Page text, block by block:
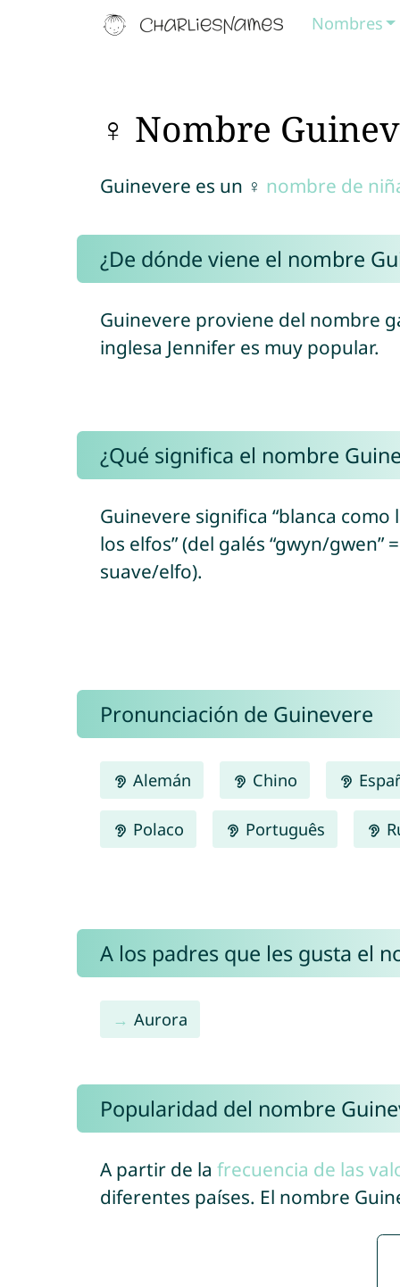
Nombres
♀ Nombre
Guinevere es un ♀ nombre de
¿De dónde viene el nombre
Guinevere proviene del nombre
inglesa Jennifer es muy popular.
¿Qué significa el nombre
Guinevere significa “blanca como
los elfos” (del galés “gwyn/
suave/elfo).
Pronunciación de Guinevere
Alemán Chino
Polaco Português
A los padres que les gusta el
Aurora
Popularidad del nombre
A partir de la frecuencia de las
diferentes países. El nombre